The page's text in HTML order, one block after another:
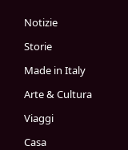
Notizie
Storie
Made in Italy
Arte & Cultura
Viaggi
Casa